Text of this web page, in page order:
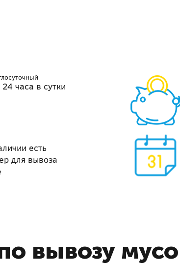
часа в сутки
есть
для вывоза
вывозу